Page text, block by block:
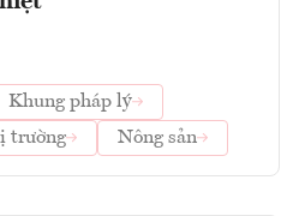
Khung pháp lý
trường Nông sản